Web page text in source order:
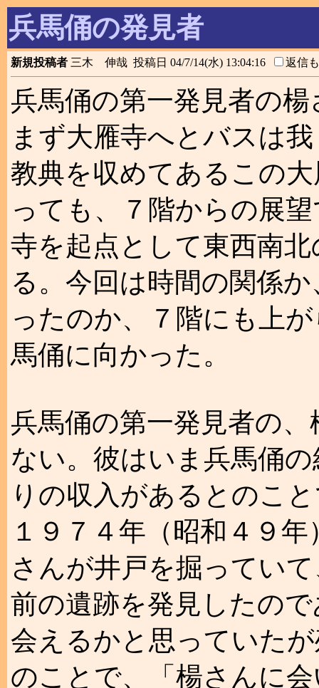
兵馬俑の発見者
新規投稿者 三木 伸哉 投稿日 04/7/14(水) 13:04:16 返信
兵馬俑の第一発見者の楊
まず大雁寺へとバスは
教典を収めてあるこの
っても、７階からの展
寺を起点として東西南
る。今回は時間の関係
ったのか、７階にも上
馬俑に向かった。
兵馬俑の第一発見者の
ない。彼はいま兵馬俑
りの収入があるとのこ
１９７４年（昭和４９
さんが井戸を掘ってい
前の遺跡を発見したの
会えるかと思っていた
のことで、「楊さんに